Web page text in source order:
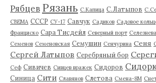
Рябцев Рязань С.Капица С.Латыпов
СВЕМА СССР СУ-17 Савчук Садиков Садовое
Франциско Сара Тисдейл Северный порт Селезнева
Семенов Семеновская Семушин Сенчурина Сеня
Сергей Латыпов Серебряный бор
Сеф Сивичев Сивцев вражек Сидоров
Синица Сити Славянов Слетова Смена-8М